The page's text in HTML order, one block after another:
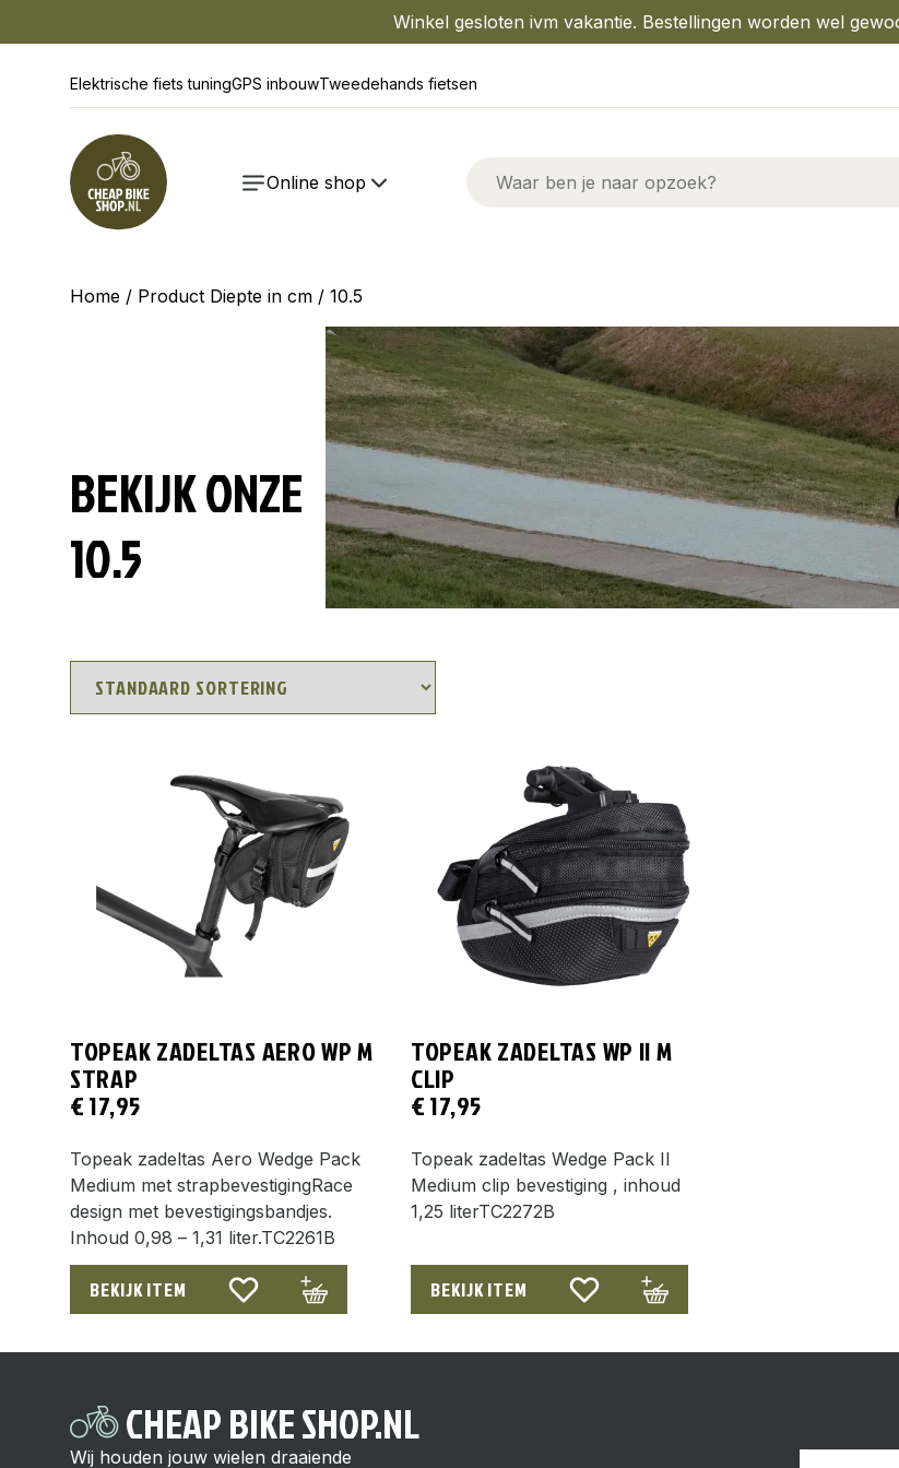
Winkel gesloten ivm vakantie. Bestellingen worden wel
Elektrische fiets tuningGPS inbouwTweedehands fietsen
Online shop
Home / Product Diepte in cm / 10.5
BEKIJK ONZE
10.5
TOPEAK ZADELTAS AERO WP M
STRAP
€17,95
Topeak zadeltas Aero Wedge Pack
Medium met strapbevestigingRace
design met bevestigingsbandjes.
Inhoud 0,98 – 1,31 liter.TC2261B
BEKIJK ITEM
TOPEAK ZADELTAS WP II M
CLIP
€17,95
Topeak zadeltas Wedge Pack II
Medium clip bevestiging , inhoud
1,25 literTC2272B
BEKIJK ITEM
CHEAP BIKE SHOP.NL
Wij houden jouw wielen draaiende